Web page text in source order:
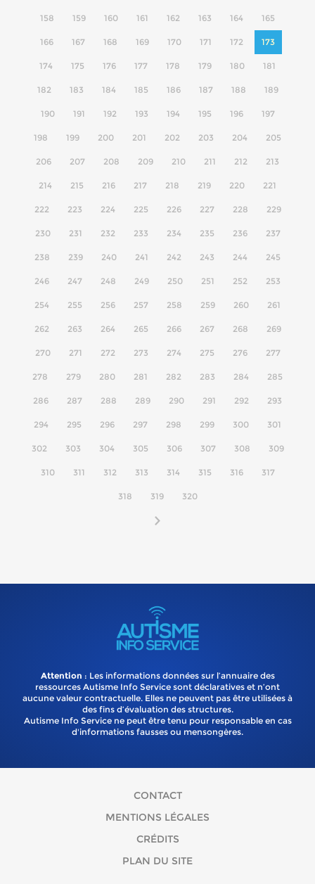
158 159 160 161 162 163 164 165
166 167 168 169 170 171 172 173
174 175 176 177 178 179 180 181
182 183 184 185 186 187 188 189
190 191 192 193 194 195 196 197
198 199 200 201 202 203 204 205
206 207 208 209 210 211 212 213
214 215 216 217 218 219 220 221
222 223 224 225 226 227 228 229
230 231 232 233 234 235 236 237
238 239 240 241 242 243 244 245
246 247 248 249 250 251 252 253
254 255 256 257 258 259 260 261
262 263 264 265 266 267 268 269
270 271 272 273 274 275 276 277
278 279 280 281 282 283 284 285
286 287 288 289 290 291 292 293
294 295 296 297 298 299 300 301
302 303 304 305 306 307 308 309
310 311 312 313 314 315 316 317
318 319 320
Attention : Les informations données sur l’annuaire des
ressources Autisme Info Service sont déclaratives et n’ont
aucune valeur contractuelle. Elles ne peuvent pas être utilisées à
des fins d’évaluation des structures.
Autisme Info Service ne peut être tenu pour responsable en cas
d'informations fausses ou mensongères.
CONTACT
MENTIONS LÉGALES
CRÉDITS
PLAN DU SITE